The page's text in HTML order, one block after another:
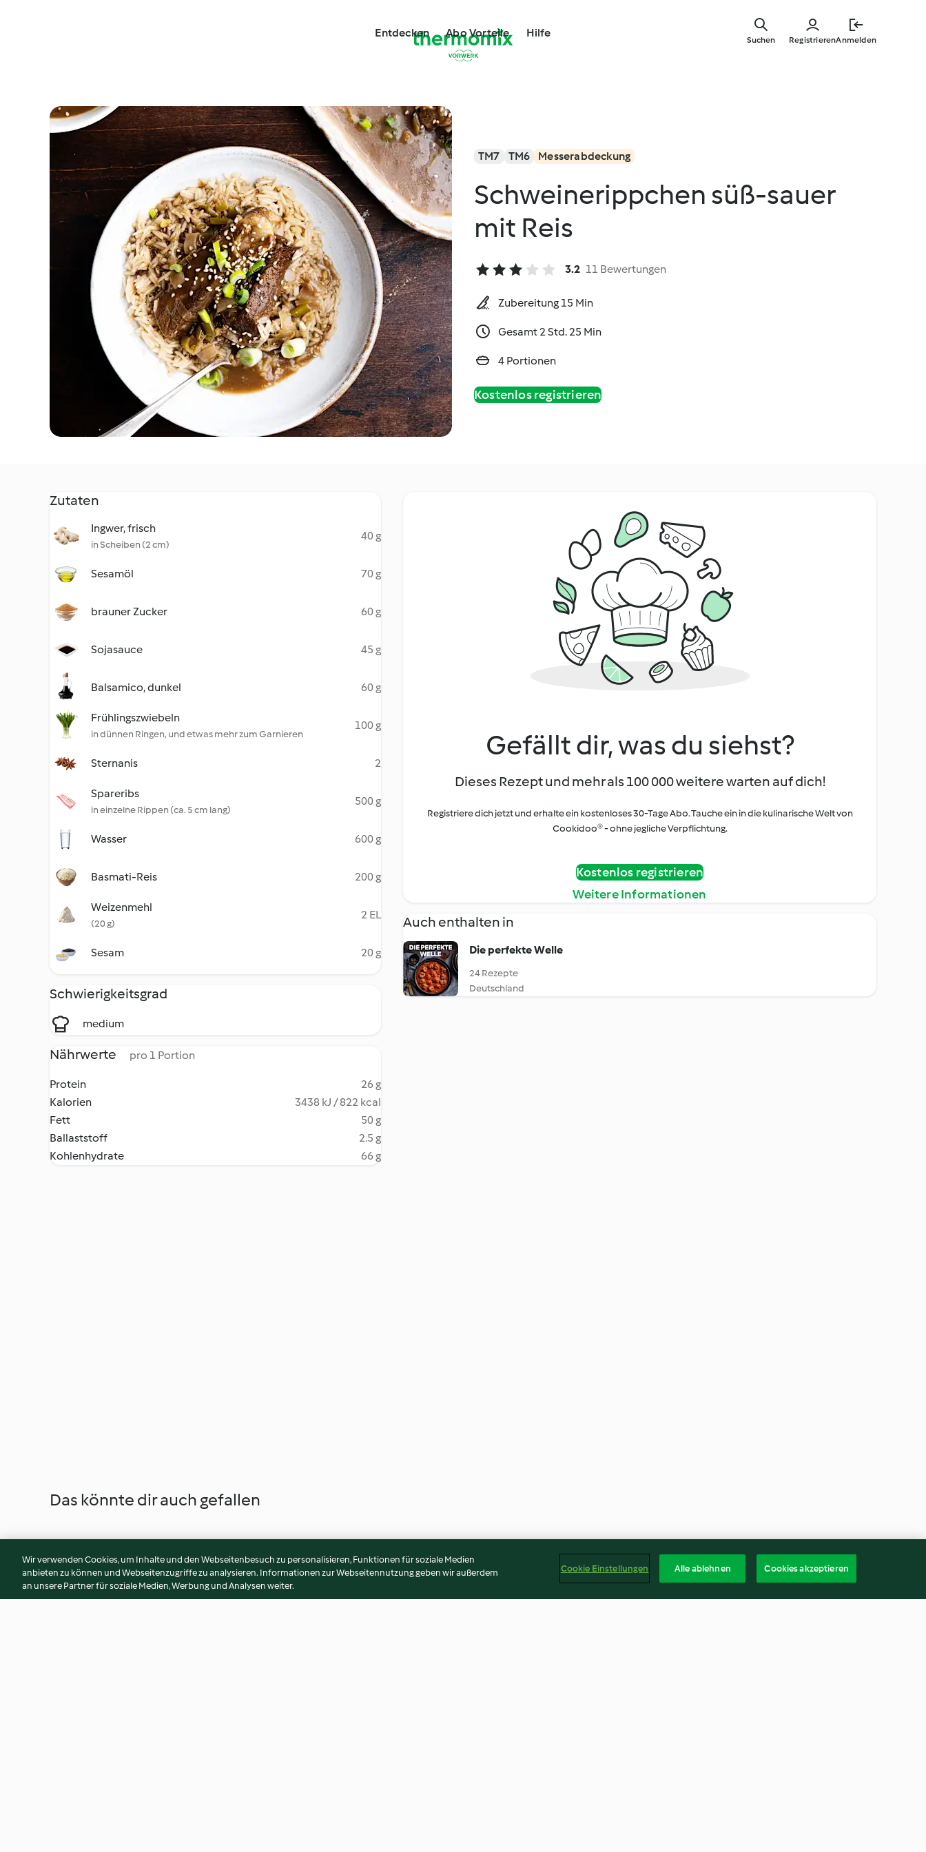
springen
Entdecken Abo Vorteile Hilfe
RegistrierenAnmelden
Suchen
TM7 TM6 Messerabdeckung
Schweinerippchen süß-sauer
mit Reis
3.2 11 Bewertungen
Zubereitung 15 Min
Gesamt 2 Std. 25 Min
4 Portionen
Kostenlos registrieren
Zutaten
Ingwer, frisch
in Scheiben (2 cm)
40 g
Sesamöl 70 g
brauner Zucker 60 g
Sojasauce 45 g
Balsamico, dunkel 60 g
Frühlingszwiebeln
in dünnen Ringen, und etwas mehr zum Garnieren
100 g
Sternanis 2
Spareribs
in einzelne Rippen (ca. 5 cm lang)
500 g
Wasser 600 g
Basmati-Reis 200 g
Weizenmehl
(20 g)
2 EL
Sesam 20 g
Schwierigkeitsgrad
medium
Nährwerte pro 1 Portion
Protein
26 g
Kalorien
3438 kJ / 822 kcal
Fett
50 g
Ballaststoff
2.5 g
Kohlenhydrate
66 g
Gefällt dir, was du siehst?
Dieses Rezept und mehr als 100 000 weitere warten auf dich!
Registriere dich jetzt und erhalte ein kostenloses 30-Tage Abo. Tauche ein in die kulinarische Welt von
Cookidoo® - ohne jegliche Verpflichtung.
Kostenlos registrieren
Weitere Informationen
Auch enthalten in
Die perfekte Welle
24 Rezepte
Deutschland
Das könnte dir auch gefallen
Wir verwenden Cookies, um Inhalte und den Webseitenbesuch zu personalisieren, Funktionen für soziale Medien
anbieten zu können und Webseitenzugriffe zu analysieren. Informationen zur Webseitennutzung geben wir außerdem
an unsere Partner für soziale Medien, Werbung und Analysen weiter.
Cookie Einstellungen Alle ablehnen Cookies akzeptieren